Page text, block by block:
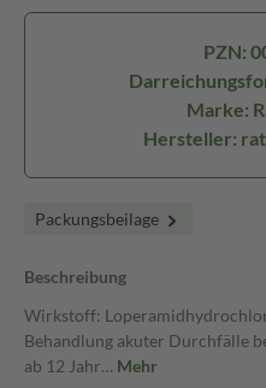
PZN:
Marke:
Hersteller:
Packungsbeilage
Beschreibung
Wirkstoff:
Behandlung akuter Durchfälle
ab 12 Jahr… Mehr